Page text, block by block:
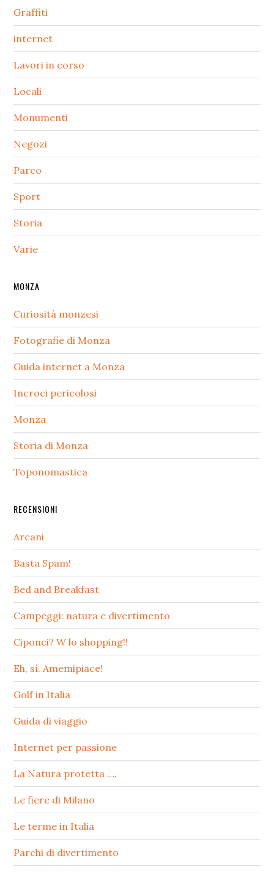
Graffiti
internet
Lavori in corso
Locali
Monumenti
Negozi
Parco
Sport
Storia
Varie
MONZA
Curiosità monzesi
Fotografie di Monza
Guida internet a Monza
Incroci pericolosi
Monza
Storia di Monza
Toponomastica
RECENSIONI
Arcani
Basta Spam!
Bed and Breakfast
Campeggi: natura e divertimento
Ciponci? W lo shopping!!
Eh, sì. Amemipiace!
Golf in Italia
Guida di viaggio
Internet per passione
La Natura protetta ….
Le fiere di Milano
Le terme in Italia
Parchi di divertimento